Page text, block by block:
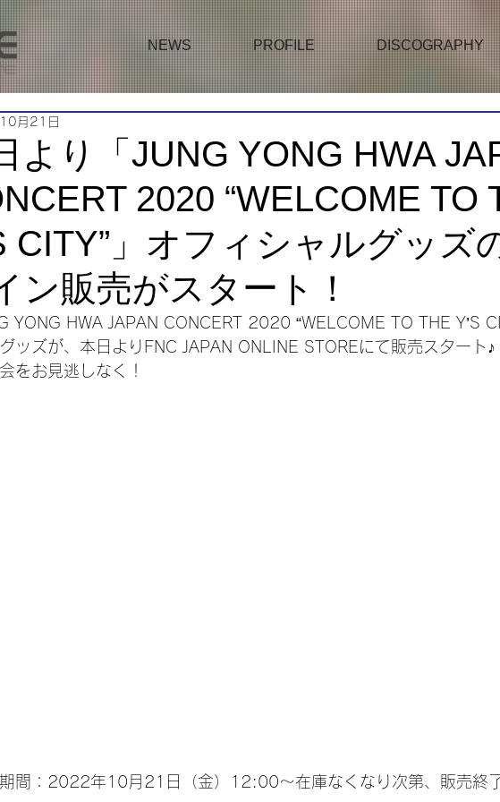
NEWS PROFILE DISCOGRAPHY
より「JUNG YONG HWA
2020 “WELCOME TO
CITY”」オフィシャルグッズ
ン販売がスタート！
月21日
YONG HWA JAPAN CONCERT 2020 “WELCOME TO THE Y’S
ッズが、本日よりFNC JAPAN ONLINE STOREにて販売スタート♪
をお見逃しなく！
期間：2022年10月21日（金）12:00～在庫なくなり次第、販売終